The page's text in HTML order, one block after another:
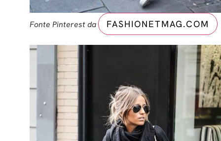
Fonte Pinterest da FASHIONETMAG.COM